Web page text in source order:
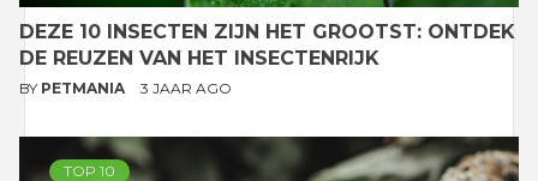
DEZE 10 INSECTEN ZIJN HET GROOTST: ONTDEK
DE REUZEN VAN HET INSECTENRIJK
BY PETMANIA 3 JAAR AGO
TOP 10